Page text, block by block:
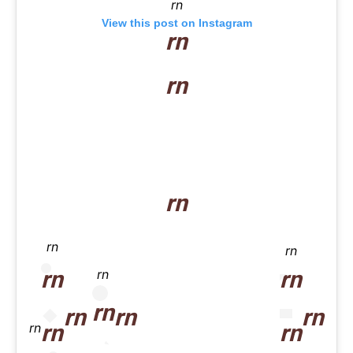
rn
View this post on Instagram
rn
rn
rn
rn
rn
rn
rn
rn
rn
rnrn
rn
rn
rn
rn